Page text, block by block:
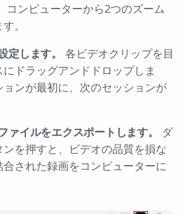
コンピューターから2つのズーム
。
定します。
各ビデオクリップを目
ドラッグアンドドロップしま
ンが最初に、次のセッションが
ァイルをエクスポートします。
ダ
ンを押すと、ビデオの品質を損な
合された録画をコンピューターに